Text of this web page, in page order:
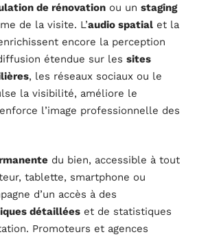
de rénovation ou un staging
de la visite. L’audio spatial et la
encore la perception
étendue sur les sites
, les réseaux sociaux ou le
la visibilité, améliore le
l’image professionnelle des
du bien, accessible à tout
tablette, smartphone ou
d’un accès à des
détaillées et de statistiques
Promoteurs et agences